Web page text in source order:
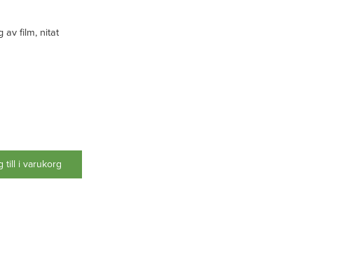
av film, nitat
till i varukorg